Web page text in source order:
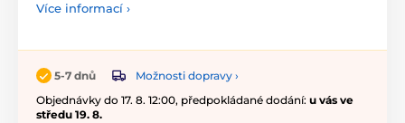
Více informací ›
5-7 dnů
Možnosti dopravy ›
Objednávky do 17. 8. 12:00, předpokládané dodání: u vás ve
středu 19. 8.